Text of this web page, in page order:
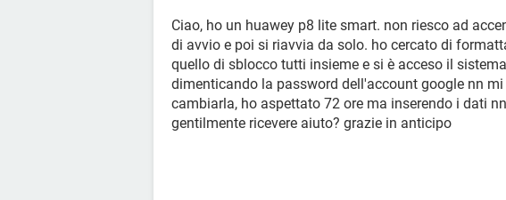
Ciao, ho un huawey p8 lite smart. non riesco ad
di avvio e poi si riavvia da solo. ho cercato di
quello di sblocco tutti insieme e si è acceso il
dimenticando la password dell'account google nn
cambiarla, ho aspettato 72 ore ma inserendo i dati
gentilmente ricevere aiuto? grazie in anticipo